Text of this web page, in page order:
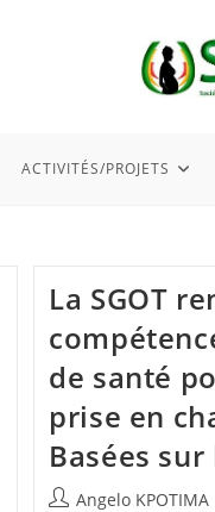
ACTIVITÉS/PROJETS
La SGOT
de santé
prise en
Basées sur
Angelo KPOTIMA